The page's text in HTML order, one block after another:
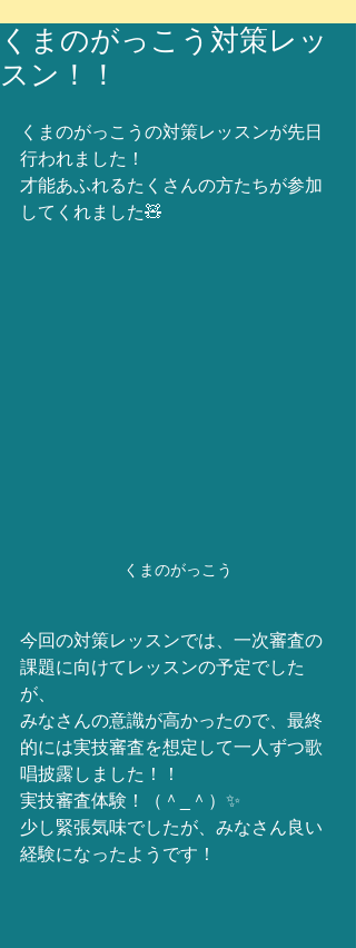
くまのがっこう対策レッ
スン！！
くまのがっこうの対策レッスンが先日
行われました！
才能あふれるたくさんの方たちが参加
してくれました🧸
くまのがっこう
今回の対策レッスンでは、一次審査の
課題に向けてレッスンの予定でした
が、
みなさんの意識が高かったので、最終
的には実技審査を想定して一人ずつ歌
唱披露しました！！
実技審査体験！（＾_＾）✨
少し緊張気味でしたが、みなさん良い
経験になったようです！